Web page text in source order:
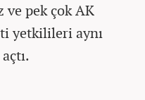
ve pek çok AK
yetkilileri aynı